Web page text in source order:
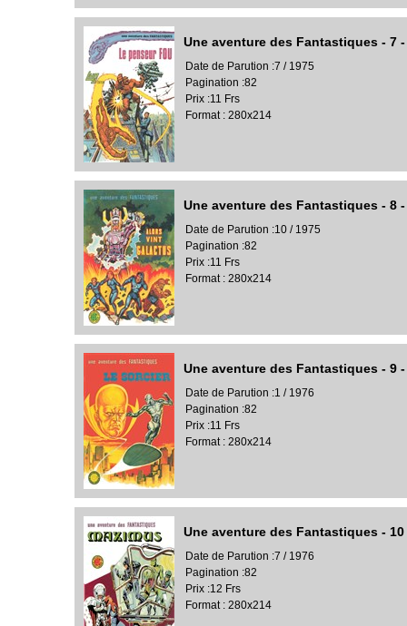
Une aventure des Fantastiques - 7
Date de Parution :7 / 1975
Pagination :82
Prix :11 Frs
Format : 280x214
Une aventure des Fantastiques - 8
Date de Parution :10 / 1975
Pagination :82
Prix :11 Frs
Format : 280x214
Une aventure des Fantastiques - 9
Date de Parution :1 / 1976
Pagination :82
Prix :11 Frs
Format : 280x214
Une aventure des Fantastiques -
Date de Parution :7 / 1976
Pagination :82
Prix :12 Frs
Format : 280x214